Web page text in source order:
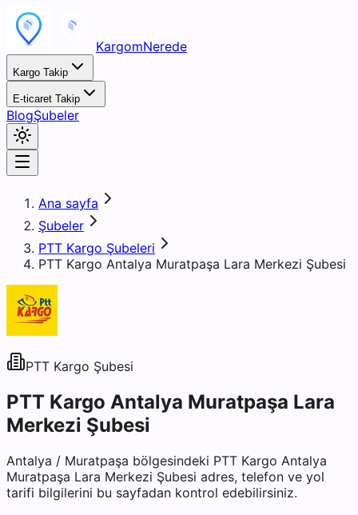
KargomNerede
Kargo Takip
E-ticaret Takip
BlogŞubeler
Ana sayfa
Şubeler
PTT Kargo Şubeleri
PTT Kargo Antalya Muratpaşa Lara Merkezi Şubesi
PTT Kargo Şubesi
PTT Kargo Antalya Muratpaşa Lara
Merkezi Şubesi
Antalya / Muratpaşa bölgesindeki PTT Kargo Antalya
Muratpaşa Lara Merkezi Şubesi adres, telefon ve yol
tarifi bilgilerini bu sayfadan kontrol edebilirsiniz.